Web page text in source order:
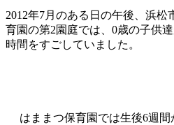
2012年7月のある日の午後、浜
育園の第2園庭では、0歳の子供
時間をすごしていました。
はままつ保育園では生後6週間